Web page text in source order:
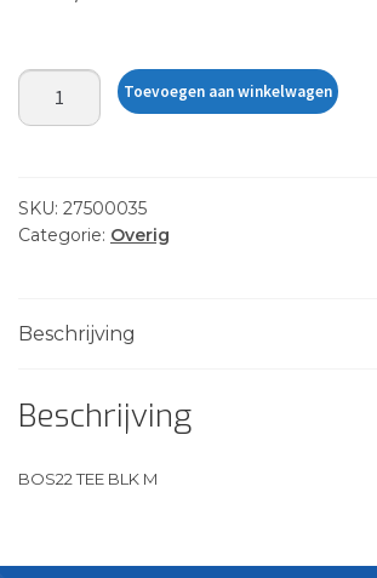
BOS22
TEE
aantal
Toevoegen aan winkelwagen
SKU: 27500035
Categorie: Overig
Beschrijving
Beschrijving
BOS22 TEE BLK M